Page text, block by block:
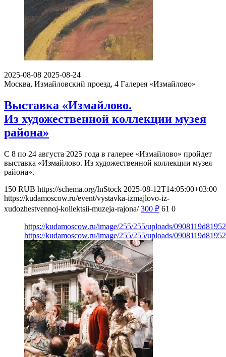
2025-08-08 2025-08-24
Москва, Измайловский проезд, 4 Галерея «Измайлово»
Выставка «Измайлово.
Из художественной коллекции музея
района»
С 8 по 24 августа 2025 года в галерее «Измайлово» пройдет
выставка «Измайлово. Из художественной коллекции музея
района».
150 RUB https://schema.org/InStock 2025-08-12T14:05:00+03:00
https://kudamoscow.ru/event/vystavka-izmajlovo-iz-
xudozhestvennoj-kollektsii-muzeja-rajona/ 300 ₽ 61 0
https://kudamoscow.ru/image/255/255/uploads/
https://kudamoscow.ru/image/255/255/uploads/